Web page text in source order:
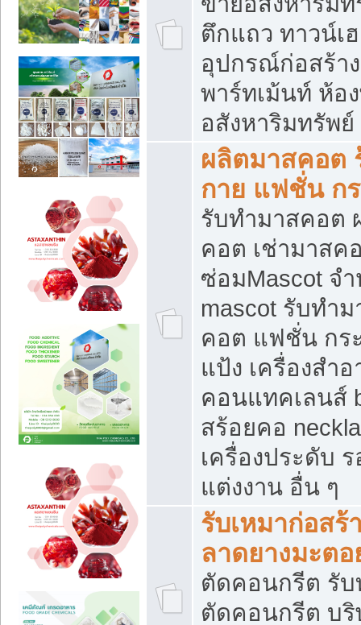
ตึกแถว ทาวน์เ
อุปกรณ์ก่อสร้า
พาร์ทเม้นท์ ห้อ
อสังหาริมทรัพ
ผลิตมาสคอต
กาย แฟชั่น กร
รับทำมาสคอต
คอต เช่ามาสค
ซ่อมMascot จ
mascot รับทำ
คอต แฟชั่น กระ
แป้ง เครื่องสำ
คอนแทคเลนส์
สร้อยคอ
เครื่องประดับ ร
แต่งงาน อื่น ๆ
รับเหมาก่อส
ลาดยางมะต
ตัดคอนกรีต รับ
ตัดคอนกรีต บริ